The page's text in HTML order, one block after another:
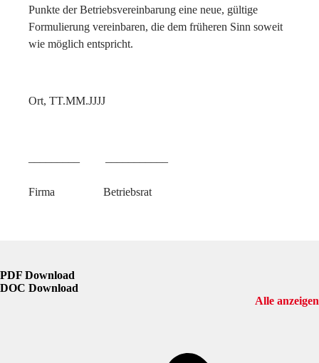
Punkte der Betriebsvereinbarung eine neue, gültige
Formulierung vereinbaren, die dem früheren Sinn soweit
wie möglich entspricht.
Ort, TT.MM.JJJJ
Firma Betriebsrat
PDF Download
DOC Download
Alle anzeigen